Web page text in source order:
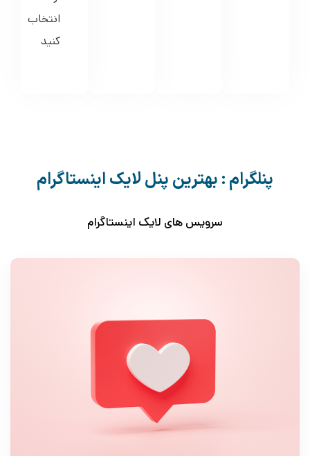
کنید
سرویس های لایک اینستاگرام